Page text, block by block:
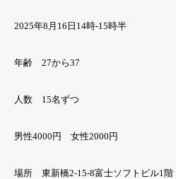
2025年8月16日14時-15時半
年齢 27から37
人数 15名ずつ
男性4000円 女性2000円
場所 東新橋2-15-8富士ソフトビル1階